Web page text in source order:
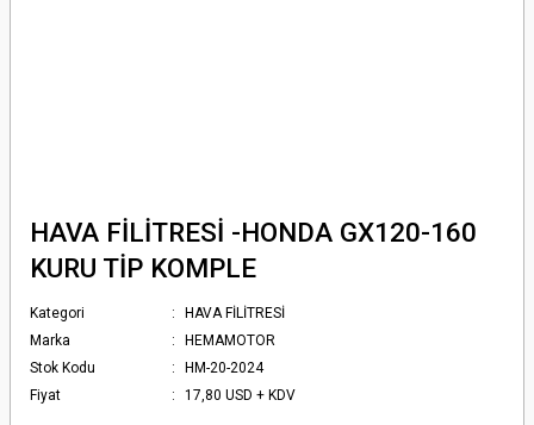
HAVA FİLİTRESİ -HONDA GX120-160
KURU TİP KOMPLE
Kategori
HAVA FİLİTRESİ
Marka
HEMAMOTOR
Stok Kodu
HM-20-2024
Fiyat
17,80 USD + KDV